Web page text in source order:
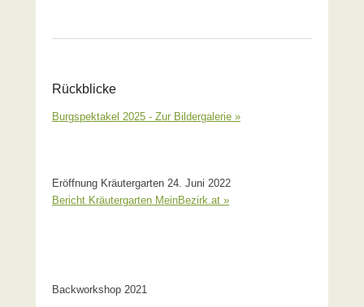
Rückblicke
Burgspektakel 2025 - Zur Bildergalerie »
Eröffnung Kräutergarten 24. Juni 2022
Bericht Kräutergarten MeinBezirk.at »
Backworkshop 2021